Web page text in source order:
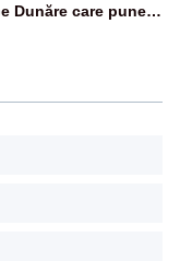
Dunăre care pune
era